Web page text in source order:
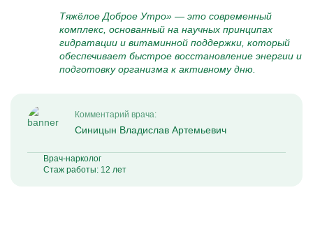
Тяжёлое Доброе Утро» — это современный
комплекс, основанный на научных принципах
гидратации и витаминной поддержки, который
обеспечивает быстрое восстановление энергии и
подготовку организма к активному дню.
Комментарий врача:
Синицын Владислав Артемьевич
Врач-нарколог
Стаж работы: 12 лет